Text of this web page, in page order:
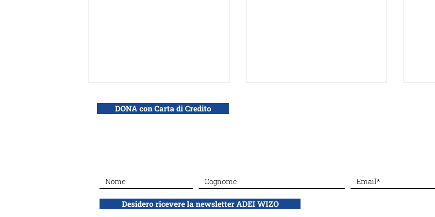
Silenced No More, il
webinar di Adei Wizo: «Di
fronte allo stupro il silenzio
Silenced No More: rompere
il silenzio sulle violenze del
7 ottobre
DONA con Carta di Credito
Desidero ricevere la newsletter ADEI WIZO